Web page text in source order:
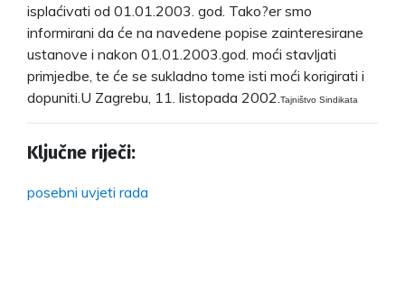
isplaćivati od 01.01.2003. god. Tako?er smo
informirani da će na navedene popise zainteresirane
ustanove i nakon 01.01.2003.god. moći stavljati
primjedbe, te će se sukladno tome isti moći korigirati i
dopuniti.U Zagrebu, 11. listopada 2002. Tajništvo Sindikata
Ključne riječi:
posebni uvjeti rada